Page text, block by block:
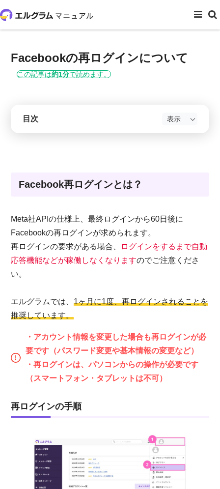
Facebookの再ログインについて
この記事は約1分で読めます。
目次
Facebook再ログインとは？
Meta社APIの仕様上、最終ログインから60日後に
Facebookの再ログインが求められます。
再ログインの要求がある場合、
ログインをするまで自動
応答機能などが稼働しなくなりますのでご注意くださ
い。
エルグラムでは、1ヶ月に1度、再ログインされることを
推奨しています。
・アカウント情報を変更した場合も再ログインが必
要です（パスワード変更や基本情報の変更など）
・再ログインは、パソコンからの操作が必要です
（スマートフォン・タブレットは不可）
再ログインの手順